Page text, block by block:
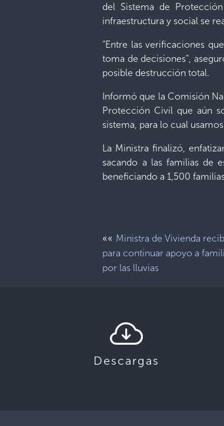
del Sistema de
infraestructura y social se
“Entre las verificaciones
toma de decisiones”,
posible destrucción total.
Informó que la Comisión
Protección Civil que aún
sistema, para lo cual
La Ministra finalizó,
sacando a las familias de
beneficiando a 1,500
«« Ministra de Vivienda
para continuar apoyo a
por las lluvias
Descargas